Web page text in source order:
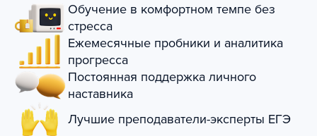
Обучение в комфортном темпе без
стресса
Ежемесячные пробники и аналитика
прогресса
Постоянная поддержка личного
наставника
Лучшие преподаватели-эксперты ЕГЭ